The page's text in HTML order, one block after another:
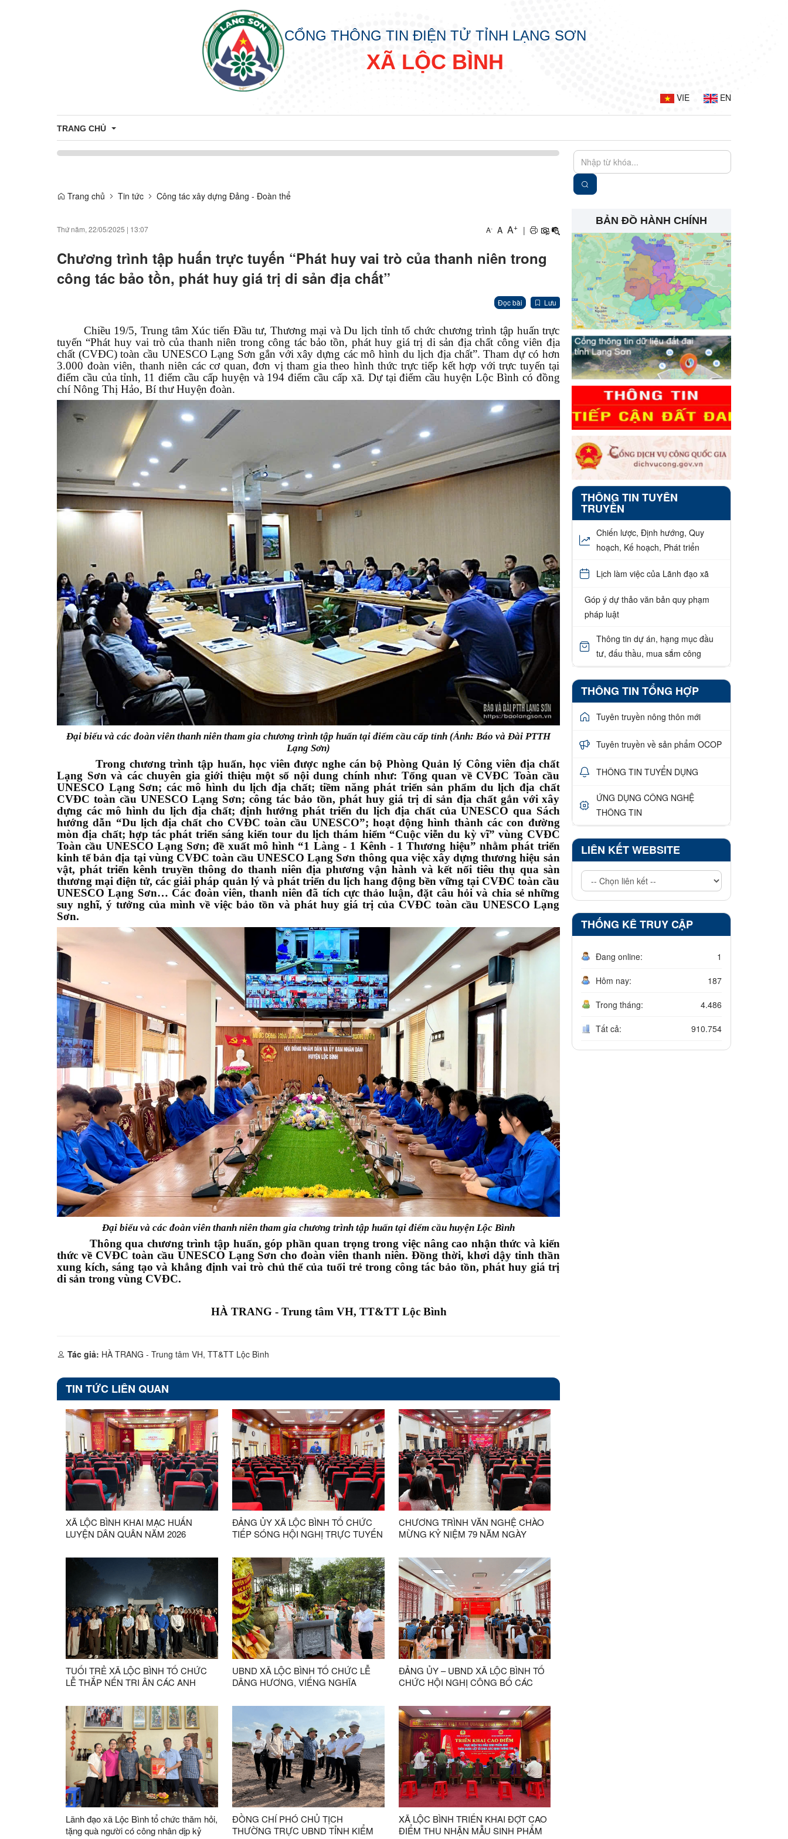
CỔNG THÔNG TIN ĐIỆN TỬ TỈNH LẠNG SƠN
XÃ LỘC BÌNH
VIE EN
TRANG CHỦ
Tuyên truyền về sản phẩm OCOP
THÔNG TIN TUYỂN DỤNG
ỨNG DỤNG CÔNG NGHỆ THÔNG TIN
CÔNG DÂN
Nhân sự
Thông báo
Hỏi đáp
Trang chủ Tin tức Công tác xây dựng Đảng - Đoàn thể
Thứ năm, 22/05/2025 | 13:07 A- A A+ |
Chương trình tập huấn trực tuyến “Phát huy vai trò của thanh niên trong
công tác bảo tồn, phát huy giá trị di sản địa chất”
Đọc bài Lưu
Chiều 19/5, Trung tâm Xúc tiến Đầu tư, Thương mại và Du lịch tỉnh tổ chức chương trình tập huấn trực
tuyến “Phát huy vai trò của thanh niên trong công tác bảo tồn, phát huy giá trị di sản địa chất công viên địa
chất (CVĐC) toàn cầu UNESCO Lạng Sơn gắn với xây dựng các mô hình du lịch địa chất”. Tham dự có hơn
3.000 đoàn viên, thanh niên các cơ quan, đơn vị tham gia theo hình thức trực tiếp kết hợp với trực tuyến tại
điểm cầu của tỉnh, 11 điểm cầu cấp huyện và 194 điểm cầu cấp xã. Dự tại điểm cầu huyện Lộc Bình có đồng
chí Nông Thị Hảo, Bí thư Huyện đoàn.
Đại biểu và các đoàn viên thanh niên tham gia chương trình tập huấn tại điểm cầu cấp tỉnh (Ảnh: Báo và Đài PTTH
Lạng Sơn)
Trong chương trình tập huấn, học viên được nghe cán bộ Phòng Quản lý Công viên địa chất
Lạng Sơn và các chuyên gia giới thiệu một số nội dung chính như: Tổng quan về CVĐC Toàn cầu
UNESCO Lạng Sơn; các mô hình du lịch địa chất; tiềm năng phát triển sản phẩm du lịch địa chất
CVĐC toàn cầu UNESCO Lạng Sơn; công tác bảo tồn, phát huy giá trị di sản địa chất gắn với xây
dựng các mô hình du lịch địa chất; định hướng phát triển du lịch địa chất của UNESCO qua Sách
hướng dẫn “Du lịch địa chất cho CVĐC toàn cầu UNESCO”; hoạt động hình thành các con đường
mòn địa chất; hợp tác phát triển sáng kiến tour du lịch thám hiểm “Cuộc viễn du kỳ vĩ” vùng CVĐC
Toàn cầu UNESCO Lạng Sơn; đề xuất mô hình “1 Làng - 1 Kênh - 1 Thương hiệu” nhằm phát triển
kinh tế bản địa tại vùng CVĐC toàn cầu UNESCO Lạng Sơn thông qua việc xây dựng thương hiệu sản
vật, phát triển kênh truyền thông do thanh niên địa phương vận hành và kết nối tiêu thụ qua sàn
thương mại điện tử, các giải pháp quản lý và phát triển du lịch hang động bền vững tại CVĐC toàn cầu
UNESCO Lạng Sơn… Các đoàn viên, thanh niên đã tích cực thảo luận, đặt câu hỏi và chia sẻ những
suy nghĩ, ý tưởng của mình về việc bảo tồn và phát huy giá trị của CVĐC toàn cầu UNESCO Lạng
Sơn.
Đại biểu và các đoàn viên thanh niên tham gia chương trình tập huấn tại điểm cầu huyện Lộc Bình
Thông qua chương trình tập huấn, góp phần quan trọng trong việc nâng cao nhận thức và kiến
thức về CVĐC toàn cầu UNESCO Lạng Sơn cho đoàn viên thanh niên. Đồng thời, khơi dậy tinh thần
xung kích, sáng tạo và khẳng định vai trò chủ thể của tuổi trẻ trong công tác bảo tồn, phát huy giá trị
di sản trong vùng CVĐC.
HÀ TRANG - Trung tâm VH, TT&TT Lộc Bình
Tác giả: HÀ TRANG - Trung tâm VH, TT&TT Lộc Bình
TIN TỨC LIÊN QUAN
XÃ LỘC BÌNH KHAI MẠC HUẤN
LUYỆN DÂN QUÂN NĂM 2026
ĐẢNG ỦY XÃ LỘC BÌNH TỔ CHỨC
TIẾP SÓNG HỘI NGHỊ TRỰC TUYẾN
TẬP, QUÁN TRIỆT VÀ TRIỂN KHAI
THỰC HIỆN NGHỊ QUYẾT HỘI NGHỊ
LẦN THỨ BA BAN CHẤP HÀNH
TRUNG ƯƠNG ĐẢNG KHÓA XIV
CHƯƠNG TRÌNH VĂN NGHỆ CHÀO
MỪNG KỶ NIỆM 79 NĂM NGÀY
THÀNH CÔNG TỐT ĐẸP
TUỔI TRẺ XÃ LỘC BÌNH TỔ CHỨC
LỄ THẮP NẾN TRI ÂN CÁC ANH
NĂM NGÀY THƯƠNG BINH - LIỆT SĨ
(27/7/1947 - 27/7/2026)
UBND XÃ LỘC BÌNH TỔ CHỨC LỄ
DÂNG HƯƠNG, VIẾNG NGHĨA
NIỆM 79 NĂM NGÀY THƯƠNG BINH
ĐẢNG ỦY – UBND XÃ LỘC BÌNH TỔ
CHỨC HỘI NGHỊ CÔNG BỐ CÁC
BỘ
Lãnh đạo xã Lộc Bình tổ chức thăm hỏi,
tặng quà người có công nhân dịp kỷ
ĐỒNG CHÍ PHÓ CHỦ TỊCH
THƯỜNG TRỰC UBND TỈNH KIỂM
XÃ LỘC BÌNH TRIỂN KHAI ĐỢT CAO
ĐIỂM THU NHẬN MẪU SINH PHẨM
BẢN ĐỒ HÀNH CHÍNH
THÔNG TIN TUYÊN
TRUYỀN
Chiến lược, Định hướng, Quy
hoạch, Kế hoạch, Phát triển
Lịch làm việc của Lãnh đạo xã
Góp ý dự thảo văn bản quy phạm
pháp luật
Thông tin dự án, hạng mục đầu
tư, đấu thầu, mua sắm công
THÔNG TIN TỔNG HỢP
Tuyên truyền nông thôn mới
Tuyên truyền về sản phẩm OCOP
THÔNG TIN TUYỂN DỤNG
ỨNG DỤNG CÔNG NGHỆ
THÔNG TIN
LIÊN KẾT WEBSITE
THỐNG KÊ TRUY CẬP
Đang online: 1
Hôm nay: 187
Trong tháng: 4.486
Tất cả: 910.754